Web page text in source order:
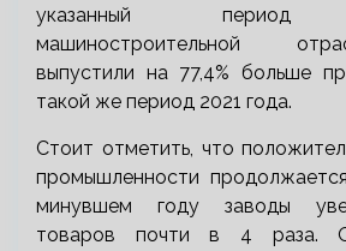
указанный период
машиностроительной
выпустили на 77,4% больше
такой же период 2021 года.
Стоит отметить, что
промышленности
минувшем году заводы
товаров почти в 4 раза.